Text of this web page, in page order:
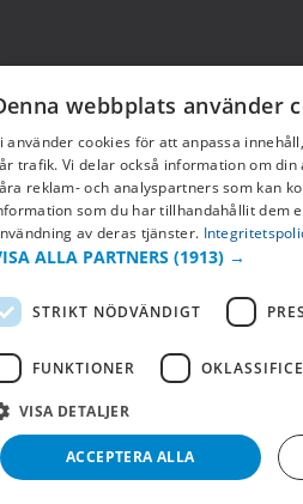
webbplats använder
använder cookies för att anpassa
trafik. Vi delar också information om
reklam- och analyspartners som kan
som du har tillhandahållit dem
av deras tjänster.
ALLA PARTNERS (1913) →
STRIKT NÖDVÄNDIGT
FUNKTIONER
VISA DETALJER
ACCEPTERA ALLA